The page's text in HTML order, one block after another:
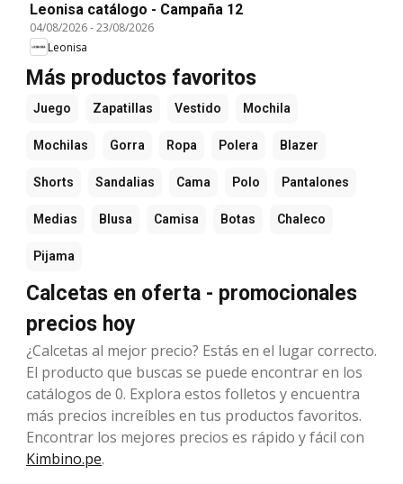
Leonisa catálogo - Campaña 12
04/08/2026-23/08/2026
Leonisa
Más productos favoritos
Juego Zapatillas Vestido Mochila
Mochilas Gorra Ropa Polera Blazer
Shorts Sandalias Cama Polo Pantalones
Medias Blusa Camisa Botas Chaleco
Pijama
Calcetas en oferta - promocionales
precios hoy
¿Calcetas al mejor precio? Estás en el lugar correcto.
El producto que buscas se puede encontrar en los
catálogos de 0. Explora estos folletos y encuentra
más precios increíbles en tus productos favoritos.
Encontrar los mejores precios es rápido y fácil con
Kimbino.pe.